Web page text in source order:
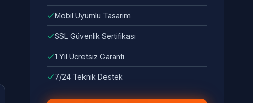
Mobil Uyumlu Tasarım
SSL Güvenlik Sertifikası
1 Yıl Ücretsiz Garanti
7/24 Teknik Destek